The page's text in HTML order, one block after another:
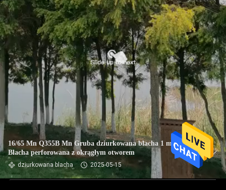
16/65 Mn Q355B Mn Gruba dziurkowana blacha 1 mm
Blacha perforowana z okrągłym otworem
dziurkowana blacha 2025-05-15